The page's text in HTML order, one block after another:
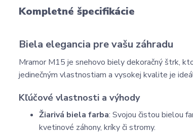
Kompletné špecifikácie
Biela elegancia pre vašu záhradu
Mramor M15 je snehovo biely dekoračný štrk,
jedinečným vlastnostiam a vysokej kvalite je
Kľúčové vlastnosti a výhody
Žiarivá biela farba: Svojou čistou bielou
kvetinové záhony, kríky či stromy.